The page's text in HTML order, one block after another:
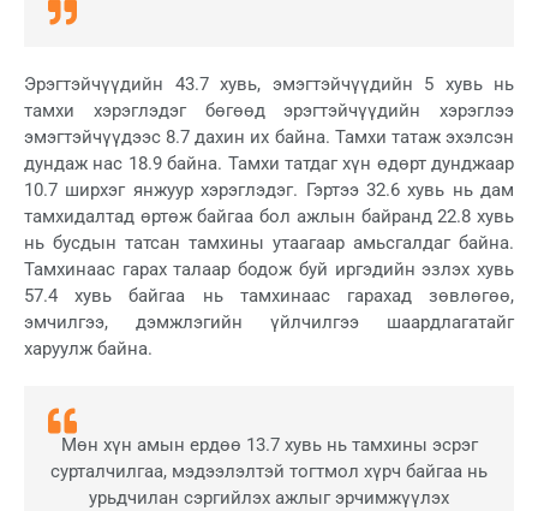
Эрэгтэйчүүдийн 43.7 хувь, эмэгтэйчүүдийн 5 хувь нь
тамхи хэрэглэдэг бөгөөд эрэгтэйчүүдийн хэрэглээ
эмэгтэйчүүдээс 8.7 дахин их байна. Тамхи татаж эхэлсэн
дундаж нас 18.9 байна. Тамхи татдаг хүн өдөрт дунджаар
10.7 ширхэг янжуур хэрэглэдэг. Гэртээ 32.6 хувь нь дам
тамхидалтад өртөж байгаа бол ажлын байранд 22.8 хувь
нь бусдын татсан тамхины утаагаар амьсгалдаг байна.
Тамхинаас гарах талаар бодож буй иргэдийн эзлэх хувь
57.4 хувь байгаа нь тамхинаас гарахад зөвлөгөө,
эмчилгээ, дэмжлэгийн үйлчилгээ шаардлагатайг
харуулж байна.
Мөн хүн амын ердөө 13.7 хувь нь тамхины эсрэг
сурталчилгаа, мэдээлэлтэй тогтмол хүрч байгаа нь
урьдчилан сэргийлэх ажлыг эрчимжүүлэх